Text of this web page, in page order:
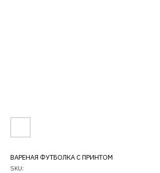
ВАРЕНАЯ ФУТБОЛКА С ПРИНТОМ
SKU: